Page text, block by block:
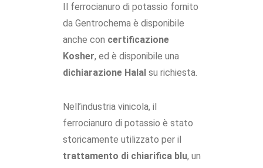
Il ferrocianuro di potassio fornito
da Gentrochema è disponibile
anche con certificazione
Kosher, ed è disponibile una
dichiarazione Halalsu richiesta.
Nell’industria vinicola, il
ferrocianuro di potassio è stato
storicamente utilizzato per il
trattamento di chiarifica blu, un